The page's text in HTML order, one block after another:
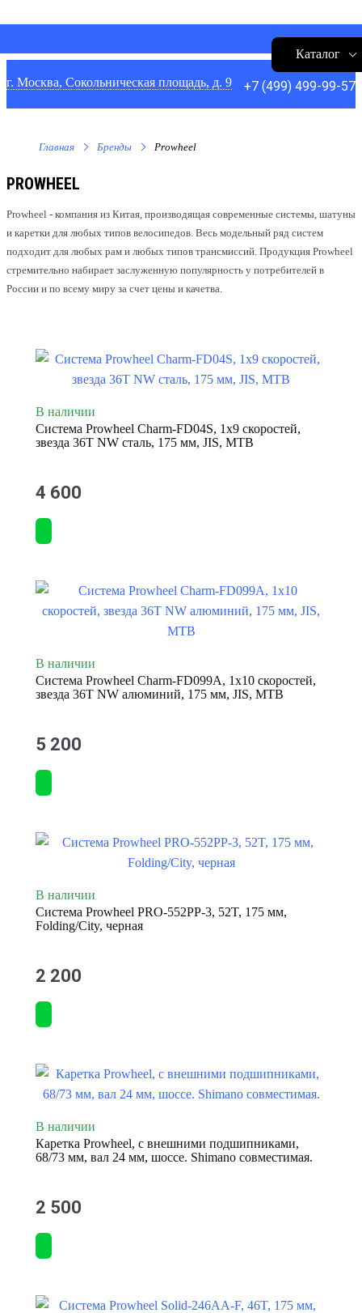
г. Москва, Сокольническая площадь, д. 9 +7 (499) 499-99-57
Каталог
Главная Бренды Prowheel
PROWHEEL
Prowheel - компания из Китая, производящая современные системы, шатуны
и каретки для любых типов велосипедов. Весь модельный ряд систем
подходит для любых рам и любых типов трансмиссий. Продукция Prowheel
стремительно набирает заслуженную популярность у потребителей в
России и по всему миру за счет цены и качетва.
В наличии
Система Prowheel Charm-FD04S, 1x9 скоростей,
звезда 36T NW сталь, 175 мм, JIS, MTB
4 600
В наличии
Система Prowheel Charm-FD099A, 1x10 скоростей,
звезда 36T NW алюминий, 175 мм, JIS, MTB
5 200
В наличии
Система Prowheel PRO-552PP-3, 52T, 175 мм,
Folding/City, черная
2 200
В наличии
Каретка Prowheel, с внешними подшипниками,
68/73 мм, вал 24 мм, шоссе. Shimano совместимая.
2 500